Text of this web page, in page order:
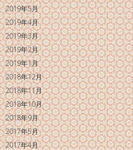
2019年5月
2019年4月
2019年3月
2019年2月
2019年1月
2018年12月
2018年11月
2018年10月
2018年9月
2017年5月
2017年4月